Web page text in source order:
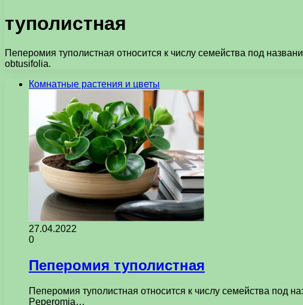
туполистная
Пеперомия туполистная относится к числу семейства под
obtusifolia.
Комнатные растения и цветы
27.04.2022
0
Пеперомия туполистная
Пеперомия туполистная относится к числу семейства под
Peperomia…